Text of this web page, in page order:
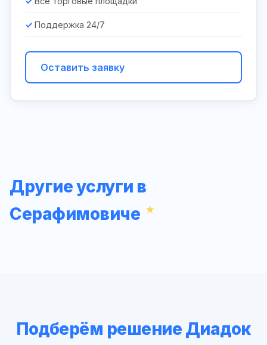
Поддержка 24/7
Оставить заявку
Другие услуги в
Серафимовиче
Подберём решение Диадок